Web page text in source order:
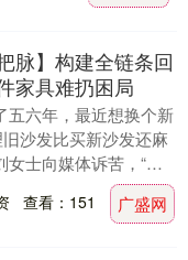
脉】构建全链条回
家具难扔困局
五六年，最近想换个新
沙发比买新沙发还麻
女士向媒体诉苦，“回
，联系物业说清运要收
查看：151 广盛网